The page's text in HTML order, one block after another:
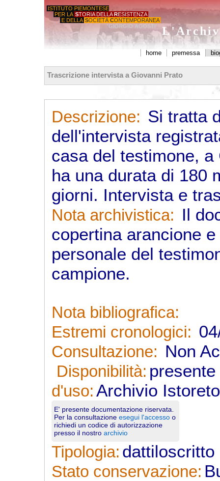
ISTITUTO PIEMONTESE
PER LA STORIA DELLA RESISTENZA
E DELLA SOCIETÀ CONTEMPORANEA
'GIORGIO AGOSTI'
home premessa
Trascrizione intervista a Giovanni Prato
Descrizione: Si tratta
dell'intervista
casa del testimone,
ha una durata di 180
giorni. Intervista e
Nota archivistica: Il
copertina arancione
personale del
campione.
Nota bibliografica:
Estremi cronologici:
Consultazione: Non
Disponibilità:
d'uso:Archivio Istoreto
E' presente documentazione riservata.
Per la consultazioneesegui l'accesso o
richiedi un codice di autorizzazione
presso il nostroarchivio
Tipologia:
Stato conservazione: